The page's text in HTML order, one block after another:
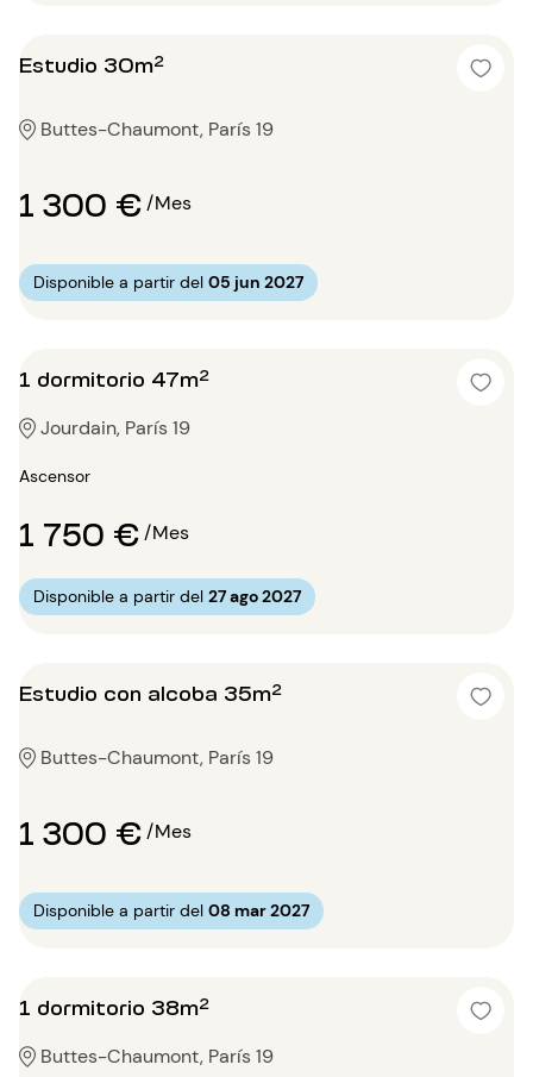
Estudio 30m²
Buttes-Chaumont, París 19
1 300 €/Mes
Disponible a partir del 05 jun 2027
1 dormitorio 47m²
Jourdain, París 19
Ascensor
1 750 €/Mes
Disponible a partir del 27 ago 2027
Estudio con alcoba 35m²
Buttes-Chaumont, París 19
1 300 €/Mes
Disponible a partir del 08 mar 2027
1 dormitorio 38m²
Buttes-Chaumont, París 19